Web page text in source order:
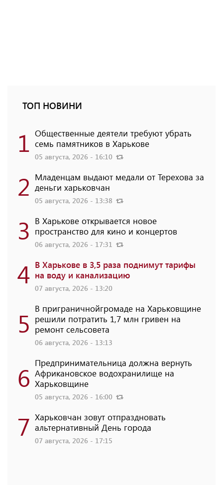
ТОП НОВИНИ
1 Общественные деятели требуют убрать
семь памятников в Харькове
05 августа, 2026 - 16:10
2 Младенцам выдают медали от Терехова за
деньги харьковчан
05 августа, 2026 - 13:38
3 В Харькове открывается новое
пространство для кино и концертов
06 августа, 2026 - 17:31
4 В Харькове в 3,5 раза поднимут тарифы
на воду и канализацию
07 августа, 2026 - 13:20
5 В приграничнойгромаде на Харьковщине
решили потратить 1,7 млн ​​гривен на
ремонт сельсовета
06 августа, 2026 - 13:13
6 Предпринимательница должна вернуть
Африкановское водохранилище на
Харьковщине
05 августа, 2026 - 16:00
7 Харьковчан зовут отпраздновать
альтернативный День города
07 августа, 2026 - 17:15